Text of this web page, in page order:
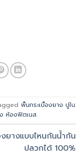
พื้นกระเบื้องยาง ปูใน
ห้องฟิตเนส.
งยางแบบไหนกันน้ำกัน
ปลวกได้ 100%